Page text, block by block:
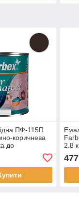
ПФ-115П
коричнева
до
впливів та
високий
2.8
477